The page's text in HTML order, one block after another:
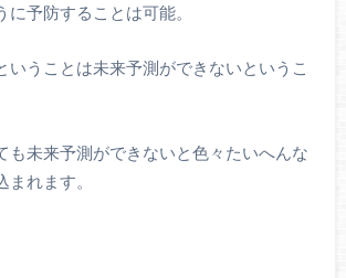
に予防することは可能。
いうことは未来予測ができないというこ
も未来予測ができないと色々たいへんな
まれます。